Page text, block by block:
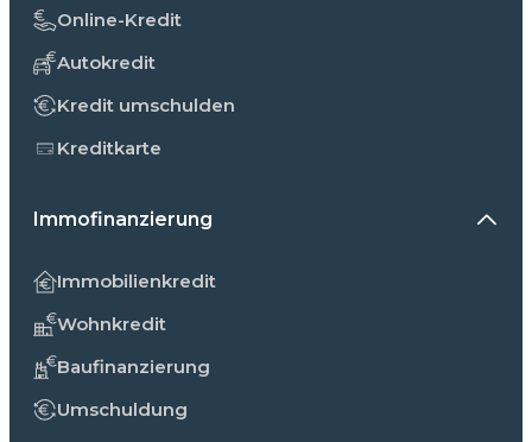
Online-Kredit
Autokredit
Kredit umschulden
Kreditkarte
Immofinanzierung
Immobilienkredit
Wohnkredit
Baufinanzierung
Umschuldung